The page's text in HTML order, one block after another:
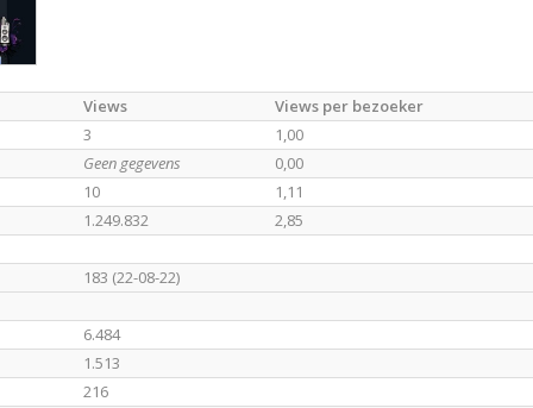
Views
Views per bezoeker
3
1,00
Geen gegevens
0,00
10
1,11
1.249.832 2,85
183 (22-08-22)
6.484
1.513
216